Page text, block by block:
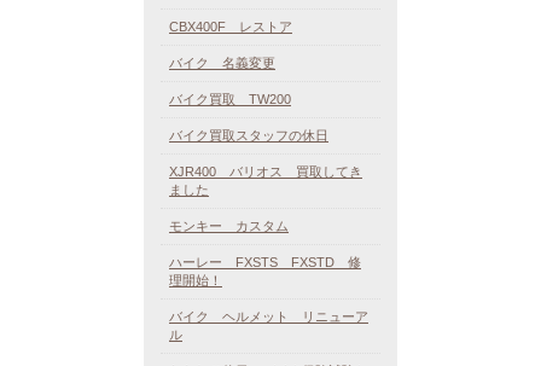
CBX400F レストア
バイク 名義変更
バイク買取 TW200
バイク買取スタッフの休日
XJR400 バリオス 買取してき
ました
モンキー カスタム
ハーレー FXSTS FXSTD 修
理開始！
バイク ヘルメット リニューア
ル